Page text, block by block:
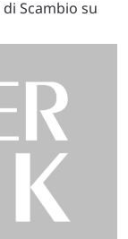
Scambio su